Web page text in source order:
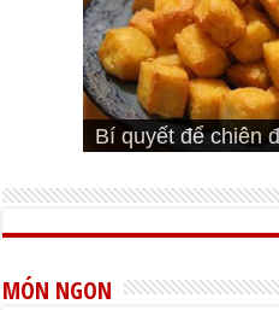
Cách pha nước
bá cháy
Bí quyết để chiên
Cách ướp sườn
đúng vị
Cách ướp thịt heo
Bật mí cách ướp
ngon
MÓN NGON